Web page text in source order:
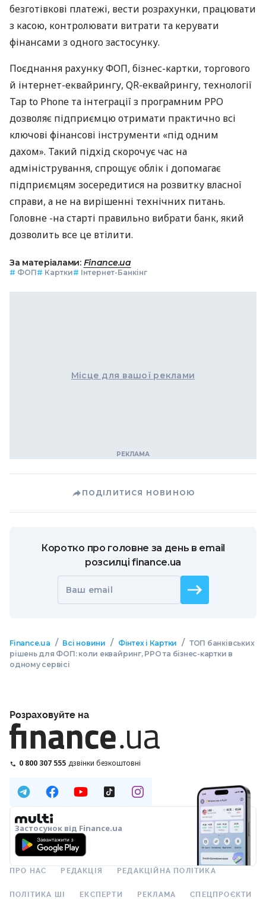
безготівкові платежі, вести розрахунки, працювати
з касою, контролювати витрати та керувати
фінансами з одного застосунку.
Поєднання рахунку ФОП, бізнес-картки, торгового
й інтернет-еквайрингу, QR-еквайрингу, технології
Tap to Phone та інтеграції з програмним РРО
дозволяє підприємцю отримати практично всі
ключові фінансові інструменти «під одним
дахом». Такий підхід скорочує час на
адміністрування, спрощує облік і допомагає
підприємцям зосередитися на розвитку власної
справи, а не на вирішенні технічних питань.
Головне -на старті правильно вибрати банк, який
дозволить все це втілити.
За матеріалами: Finance.ua
# ФОП# Картки# Інтернет-Банкінг
Місце для вашої реклами
ПОДІЛИТИСЯ НОВИНОЮ
Коротко про головне за день в email
розсилці finance.ua
Ваш email
Finance.ua / Всі новини / Фінтех і Картки / ТОП банківських
рішень для ФОП: коли еквайринг, РРО та бізнес-картки в
одному сервісі
Розраховуйте на
0 800 307 555 дзвінки безкоштовні
Застосунок від Finance.ua
ПРО НАС РЕДАКЦІЯ РЕДАКЦІЙНА ПОЛІТИКА
ПОЛІТИКА ШІ ЕКСПЕРТИ РЕКЛАМА СПЕЦПРОЄКТИ